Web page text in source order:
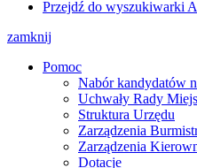
Przejdź do wyszukiwarki
zamknij
Pomoc
Nabór kandydatów
Uchwały Rady
Struktura Urzędu
Zarządzenia
Zarządzenia
Dotacje